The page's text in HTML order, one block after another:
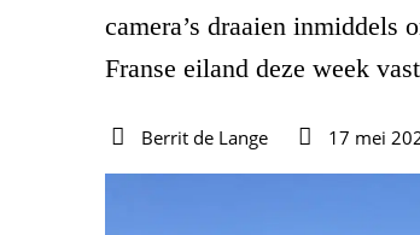
camera’s draaien inmiddels
Franse eiland deze week
Berrit de Lange
17 mei